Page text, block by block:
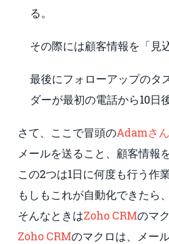
る。
その際には顧客情報を「見
最後にフォローアップのタ
ダーが最初の電話から10日
さて、ここで冒頭のAdamさ
メールを送ること、顧客情報
この2つは1日に何度も行う作業
もしもこれが自動化できたら
そんなときはZoho CRMのマ
Zoho CRMのマクロは、メー